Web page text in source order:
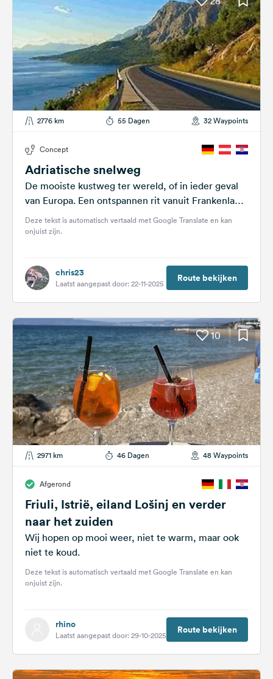
2776 km 55 Dagen 32 Waypoints
Concept
Adriatische snelweg
De mooiste kustweg ter wereld, of in ieder geval
van Europa. Een ontspannen rit vanuit Frankenland
door Oostenrijk (geen snelwegen) en...
Deze tekst is automatisch vertaald met Google Translate en kan
onjuist zijn.
chris23
Laatst aangepast door: 22-11-2025 Route bekijken
10
2971 km 46 Dagen 48 Waypoints
Afgerond
Friuli, Istrië, eiland Lošinj en verder
naar het zuiden
Wij hopen op mooi weer, niet te warm, maar ook
niet te koud.
Deze tekst is automatisch vertaald met Google Translate en kan
onjuist zijn.
rhino
Laatst aangepast door: 29-10-2025 Route bekijken